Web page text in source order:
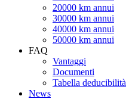
20000 km annui
30000 km annui
40000 km annui
50000 km annui
FAQ
Vantaggi
Documenti
Tabella deducibilità
News